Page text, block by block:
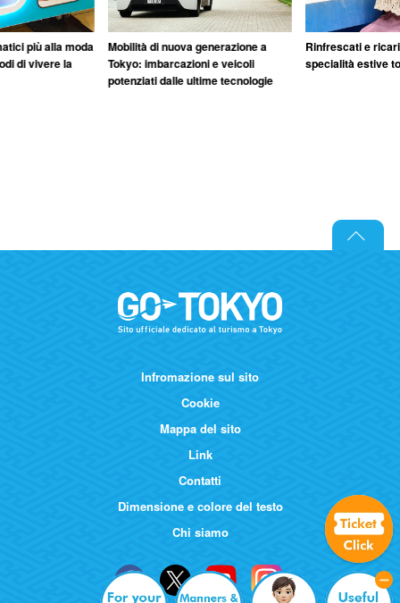
più alla moda
di vivere la
Mobilità di nuova generazione a
Tokyo: imbarcazioni e veicoli
potenziati dalle ultime tecnologie
Rinfrescati e
specialità estive
Infromazione sul sito
Cookie
Mappa del sito
Link
Contatti
Dimensione e colore del testo
Chi siamo